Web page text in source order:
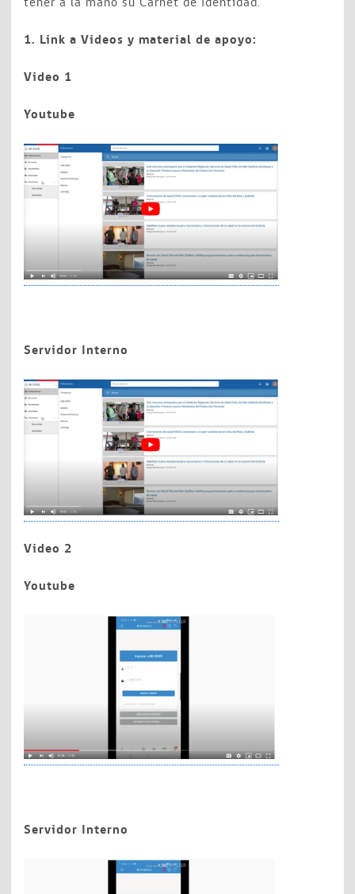
1. Link a Videos y material de apoyo:
Video 1
Youtube
Servidor Interno
Video 2
Youtube
Servidor Interno